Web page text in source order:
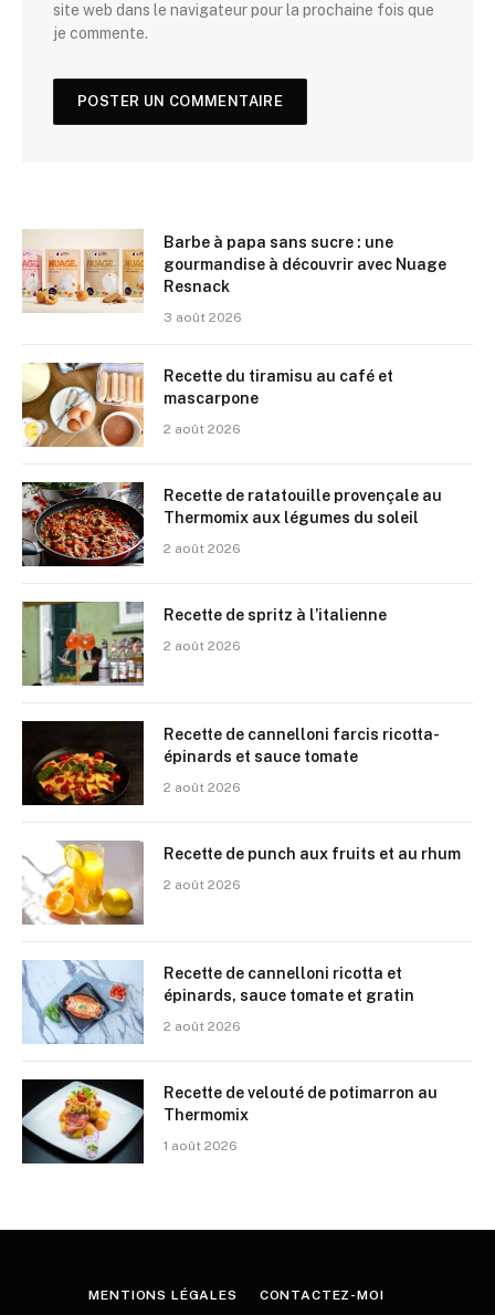
site web dans le navigateur pour la prochaine fois que
je commente.
Barbe à papa sans sucre : une
gourmandise à découvrir avec Nuage
Resnack
3 août 2026
Recette du tiramisu au café et
mascarpone
2 août 2026
Recette de ratatouille provençale au
Thermomix aux légumes du soleil
2 août 2026
Recette de spritz à l’italienne
2 août 2026
Recette de cannelloni farcis ricotta-
épinards et sauce tomate
2 août 2026
Recette de punch aux fruits et au rhum
2 août 2026
Recette de cannelloni ricotta et
épinards, sauce tomate et gratin
2 août 2026
Recette de velouté de potimarron au
Thermomix
1 août 2026
MENTIONS LÉGALES CONTACTEZ-MOI